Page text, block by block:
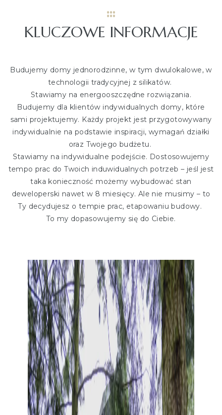
KLUCZOWE INFORMACJE
Budujemy domy jednorodzinne, w tym dwulokalowe, w
technologii tradycyjnej z silikatów.
Stawiamy na energooszczędne rozwiązania.
Budujemy dla klientów indywidualnych domy, które
sami projektujemy. Każdy projekt jest przygotowywany
indywidualnie na podstawie inspiracji, wymagań działki
oraz Twojego budżetu.
Stawiamy na indywidualne podejście. Dostosowujemy
tempo prac do Twoich induwidualnych potrzeb – jeśl jest
taka konieczność możemy wybudować stan
deweloperski nawet w 8 miesięcy. Ale nie musimy – to
Ty decydujesz o tempie prac, etapowaniu budowy.
To my dopasowujemy się do Ciebie.